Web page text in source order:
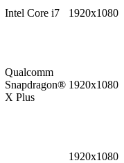
Intel Core i7 1920x1080
Qualcomm
Snapdragon®
X Plus
1920x1080
1920x1080